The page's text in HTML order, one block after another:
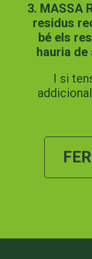
3. MASSA
residus
bé els
hauria
I si